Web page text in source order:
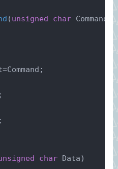
(unsigned char Command)
char Data)